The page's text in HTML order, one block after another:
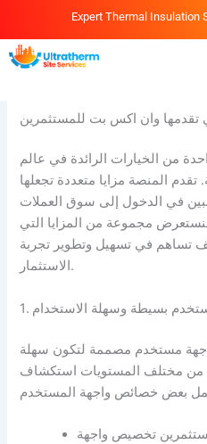
content
Expert Thermal Insulation
تقدمها وان اكس بت للمستثمرين
من الخيارات الرائدة في عالم
تقدم المنصة مزايا متعددة تجعلها
في الدخول إلى سوق العملات
مجموعة من المزايا التي
تساهم في تسهيل وتطوير تجربة
الاستثمار.
بسيطة وسهلة الاستخدام
مستخدم مصممة لتكون سهلة
من مختلف المستويات استكشاف
تخصيص واجهة